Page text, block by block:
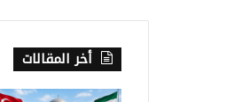
أخر المقالات